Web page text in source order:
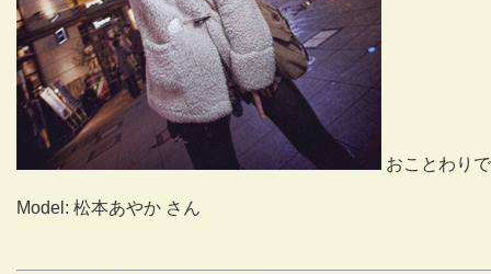
おことわり
Model: 松本あやか さん